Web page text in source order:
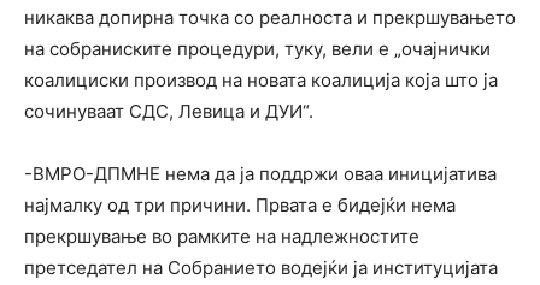
никаква допирна точка со реалноста и прекршувањето
на собраниските процедури, туку, вели е „очајнички
коалициски производ на новата коалиција која што ја
сочинуваат СДС, Левица и ДУИ“.
-ВМРО-ДПМНЕ нема да ја поддржи оваа иницијатива
најмалку од три причини. Првата е бидејќи нема
прекршување во рамките на надлежностите
претседател на Собранието водејќи ја институцијата